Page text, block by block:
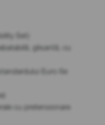
Set)
glisantă, cu
Euro 6e
cu pretensionare